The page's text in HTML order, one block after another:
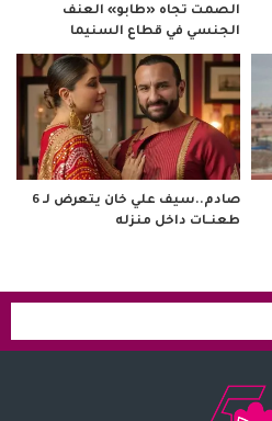
الصمت تجاه «طابو» العنف
الجنسي في قطاع السنيما
صادم..سيف علي خان يتعرض لـ 6
طعنــات داخل منزله